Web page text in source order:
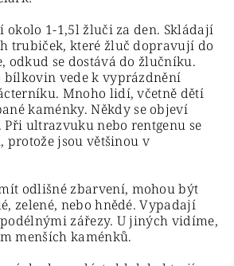
1-1,5l žluči za den. Skládají
trubiček, které žluč dopravují do
odkud se dostává do žlučníku.
bílkovin vede k vyprázdnění
Mnoho lidí, včetně dětí
kaménky. Někdy se objeví
ultrazvuku nebo rentgenu se
protože jsou většinou v
odlišné zbarvení, mohou být
zelené, nebo hnědé. Vypadají
zářezy. U jiných vidíme,
menších kaménků.